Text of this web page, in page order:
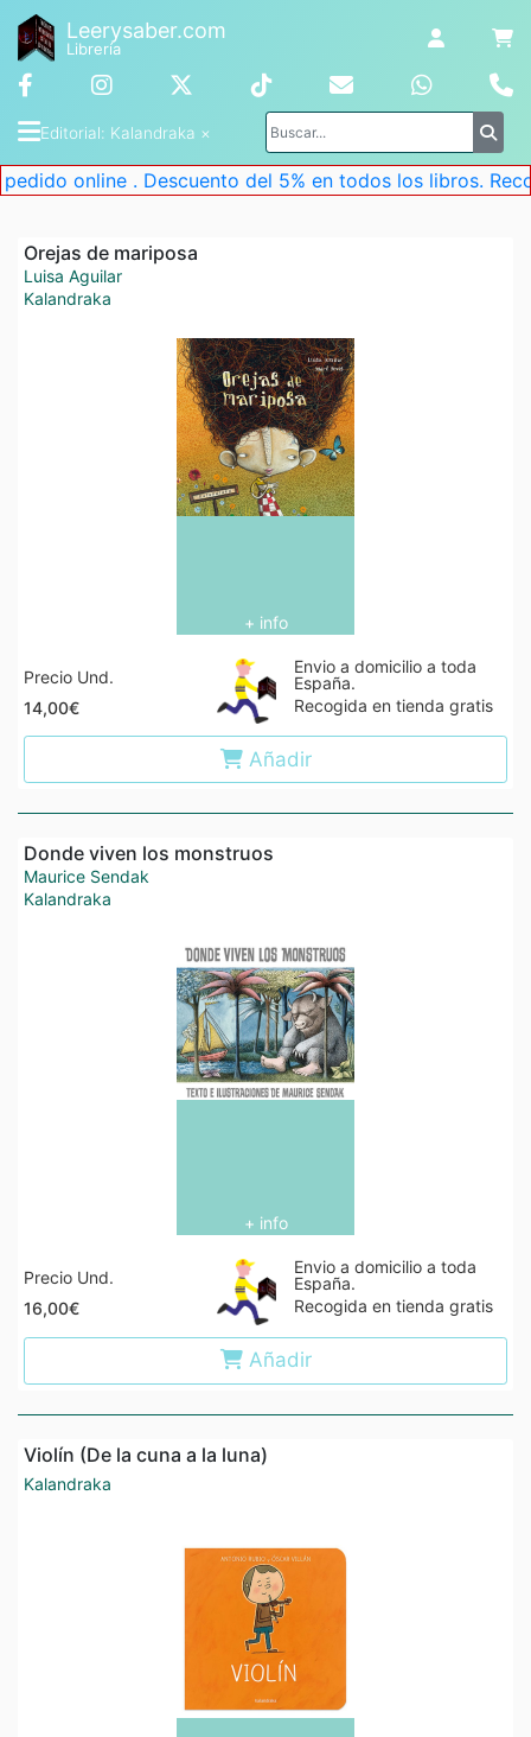
Leerysaber.com
Librería
Editorial: Kalandraka ×
. Descuento del 5% en todos los libros. Recoge tu
Orejas de mariposa
Luisa Aguilar
Kalandraka
+ info
Precio Und.
14,00€
Envio a domicilio a toda
España.
Recogida en tienda gratis
Añadir
Donde viven los monstruos
Maurice Sendak
Kalandraka
+ info
Precio Und.
16,00€
Envio a domicilio a toda
España.
Recogida en tienda gratis
Añadir
Violín (De la cuna a la luna)
Kalandraka